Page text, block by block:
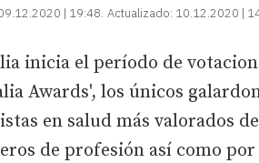
| 19:48 Actualizado: 10.12.2020 |
inicia el período de
Awards', los únicos
en salud más valorados
de profesión así como